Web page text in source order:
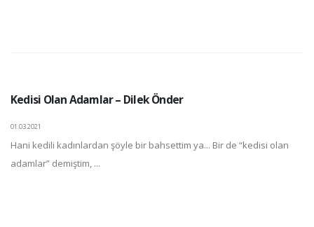
Kedisi Olan Adamlar – Dilek Önder
01.03.2021
Hani kedili kadınlardan şöyle bir bahsettim ya... Bir de “kedisi olan
adamlar” demiştim, ...